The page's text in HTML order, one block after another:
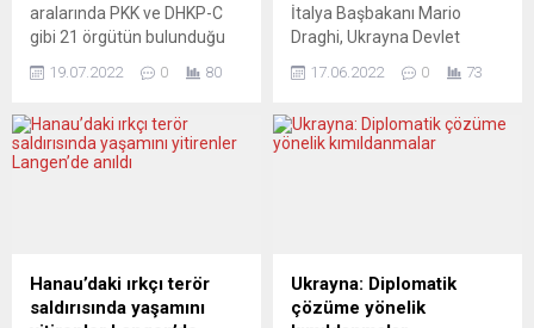
devletlerin bütçe fazlası
vermesi gerektiği ilkesinin
yanlış...
aralarında PKK ve DHKP-C
gibi 21 örgütün bulunduğu
uzattı. Konseyden yapılan
30 Temmuz 2020’de
yayımlanan ve terörist kabul
aralarında PKK ve DHKP-C
gibi 21 örgütün...
19.07.2022 0 80
İtalya Başbakanı Mario
Draghi, Ukrayna Devlet
Zelenskiy’nin kendilerinden
söyledi. Fransa
değerlendirmelerde
bulundu. Draghi, Zelenskiy
ile görüşmelerine ilişkin,
17.06.2022 0 73
Hanau’daki ırkçı terör
saldırısında yaşamını
Ukrayna: Diplomatik
çözüme yönelik